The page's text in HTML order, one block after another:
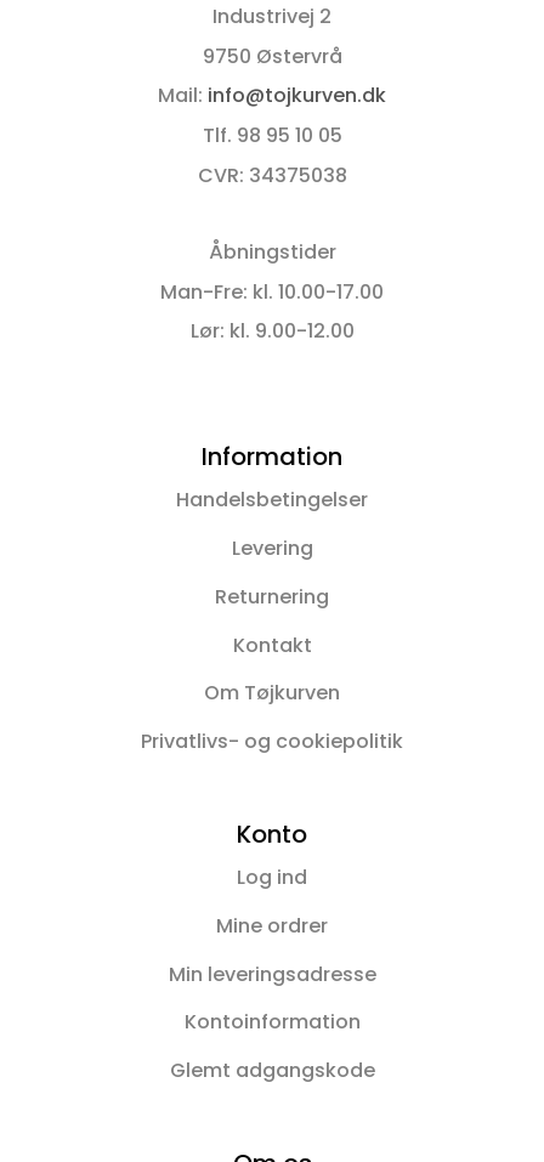
Industrivej 2
9750 Østervrå
Mail: info@tojkurven.dk
Tlf. 98 95 10 05
CVR: 34375038
Åbningstider
Man-Fre: kl. 10.00-17.00
Lør: kl. 9.00-12.00
Information
Handelsbetingelser
Levering
Returnering
Kontakt
Om Tøjkurven
Privatlivs- og cookiepolitik
Konto
Log ind
Mine ordrer
Min leveringsadresse
Kontoinformation
Glemt adgangskode